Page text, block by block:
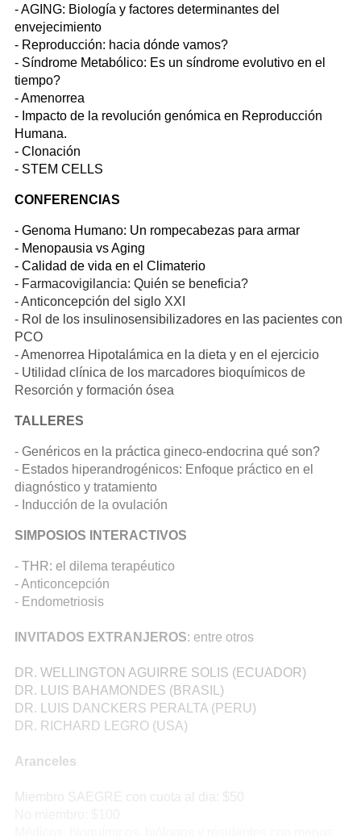
- AGING: Biología y factores determinantes del
envejecimiento
- Reproducción: hacia dónde vamos?
- Síndrome Metabólico: Es un síndrome evolutivo en el
tiempo?
- Amenorrea
- Impacto de la revolución genómica en Reproducción
Humana.
- Clonación
- STEM CELLS
CONFERENCIAS
- Genoma Humano: Un rompecabezas para armar
- Menopausia vs Aging
- Calidad de vida en el Climaterio
- Farmacovigilancia: Quién se beneficia?
- Anticoncepción del siglo XXI
- Rol de los insulinosensibilizadores en las pacientes con
PCO
- Amenorrea Hipotalámica en la dieta y en el ejercicio
- Utilidad clínica de los marcadores bioquímicos de
Resorción y formación ósea
TALLERES
- Genéricos en la práctica gineco-endocrina qué son?
- Estados hiperandrogénicos: Enfoque práctico en el
diagnóstico y tratamiento
- Inducción de la ovulación
SIMPOSIOS INTERACTIVOS
- THR: el dilema terapéutico
- Anticoncepción
- Endometriosis
INVITADOS EXTRANJEROS: entre otros
DR. WELLINGTON AGUIRRE SOLIS (ECUADOR)
DR. LUIS BAHAMONDES (BRASIL)
DR. LUIS DANCKERS PERALTA (PERU)
DR. RICHARD LEGRO (USA)
Aranceles
Miembro SAEGRE con cuota al dia: $50